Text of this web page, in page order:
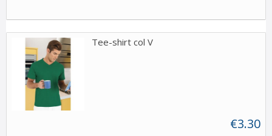
Tee-shirt col V
€3.30